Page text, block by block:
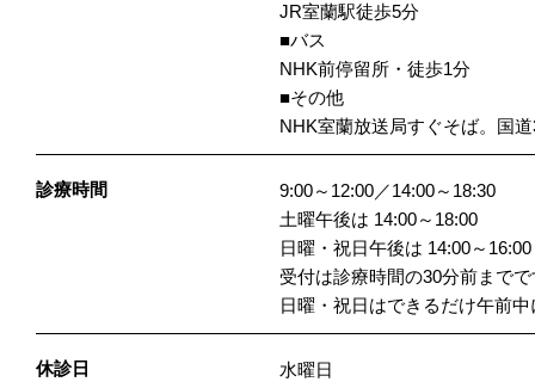
JR室蘭駅徒歩5分
■バス
NHK前停留所・徒歩1分
■その他
NHK室蘭放送局すぐそば。国
診療時間
9:00～12:00／14:00～18:30
土曜午後は 14:00～18:00
日曜・祝日午後は 14:00～16:00
受付は診療時間の30分前までで
日曜・祝日はできるだけ午前
休診日 水曜日